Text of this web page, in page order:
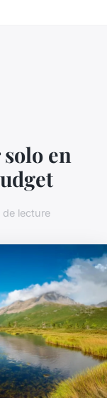
en
de lecture